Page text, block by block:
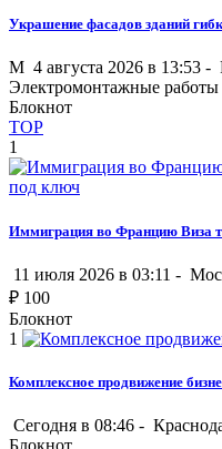
Украшение фасадов зданий
M 4 августа 2026 в 13:53 -
Электромонтажные работы
Блокнот
TOP
1
Иммиграция во Францию Виза
11 июля 2026 в 03:11 -
₽ 100
Блокнот
1
Комплексное продвижение
Сегодня в 08:46 -
Блокнот